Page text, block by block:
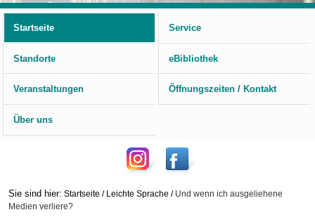
Startseite
Service
Standorte eBibliothek
Veranstaltungen Öffnungszeiten / Kontakt
Über uns
Sie sind hier: Startseite / Leichte Sprache / Und wenn ich ausgeliehene
Medien verliere?